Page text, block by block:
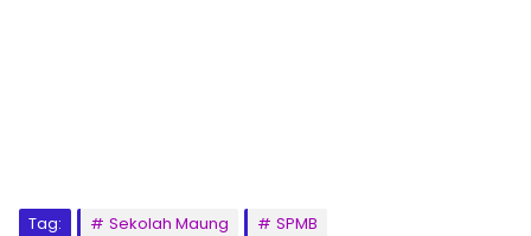
Tag: Sekolah Maung SPMB